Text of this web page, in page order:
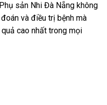
sản Nhi Đà Nẵng không
và điều trị bệnh mà
cao nhất trong mọi